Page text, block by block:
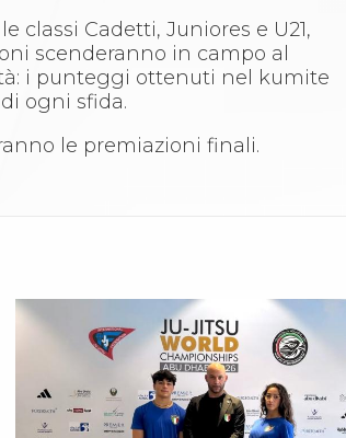
classi Cadetti, Juniores e U21,
scenderanno in campo al
i punteggi ottenuti nel kumite
ogni sfida.
le premiazioni finali.